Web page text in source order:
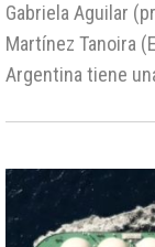
Gabriela Aguilar
Martínez Tanoira
Argentina tiene